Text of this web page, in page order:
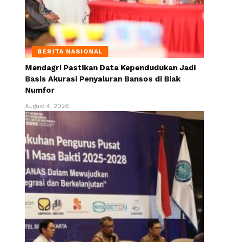
BERITA NASIONAL
Mendagri Pastikan Data Kependudukan Jadi
Basis Akurasi Penyaluran Bansos di Biak
Numfor
August 4, 2026